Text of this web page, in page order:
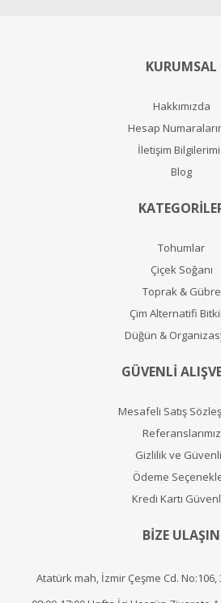
KURUMSAL
Hakkımızda
Hesap
İletişim
Blog
Tohumlar
Çiçek Soğanı
Toprak & Gübre
Çim Alternatifi
Düğün &
GÜVENLİ
Mesafeli Satış
Referanslarımız
Gizlilik ve
Ödeme
Kredi Kartı
BİZE ULAŞIN
Atatürk mah, İzmir Çeşme Cd.